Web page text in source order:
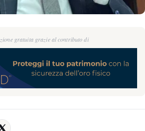
gratuita grazie al contributo di